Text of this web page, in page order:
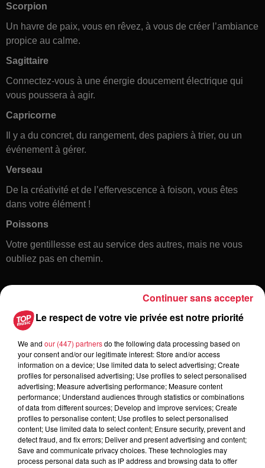
Scorpion
Un havre de paix, vous en rêvez, à vous de créer l’ambiance
propice au calme.
Sagittaire
Connectez-vous à une énergie doucement électrique qui
vous poussera à agir.
Capricorne
Il y a du concret, du rangement, des papiers à trier, ou un
événement à gérer.
Verseau
De la créativité et de l’effervescence à foison, vous êtes
dans votre élément !
Poissons
Votre gentillesse est au service des autres, mais ne vous
oubliez pas en chemin.
Toute l'actu
12h23
Les dernières infos sur la venue du
pape à Metz en septembre
Le respect de votre vie privée est notre priorité
We and our (447) partnersdo the following data processing based on
your consent and/or our legitimate interest: Store and/or access
information on a device; Use limited data to select advertising; Create
profiles for personalised advertising; Use profiles to select personalised
advertising; Measure advertising performance; Measure content
performance; Understand audiences through statistics or combinations
of data from different sources; Develop and improve services; Create
profiles to personalise content; Use profiles to select personalised
content; Use limited data to select content; Ensure security, prevent and
detect fraud, and fix errors; Deliver and present advertising and content;
Save and communicate privacy choices. These technologies may
process personal data such as IP address and browsing data to offer
Continuer sans accepter